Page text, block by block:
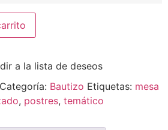
a la lista de deseos
Categoría: Bautizo Etiquetas: mesa
, postres, temático